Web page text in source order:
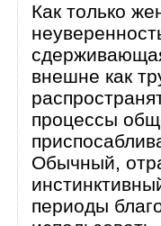
Как только
внешне как
процессы
Обычный,
периоды